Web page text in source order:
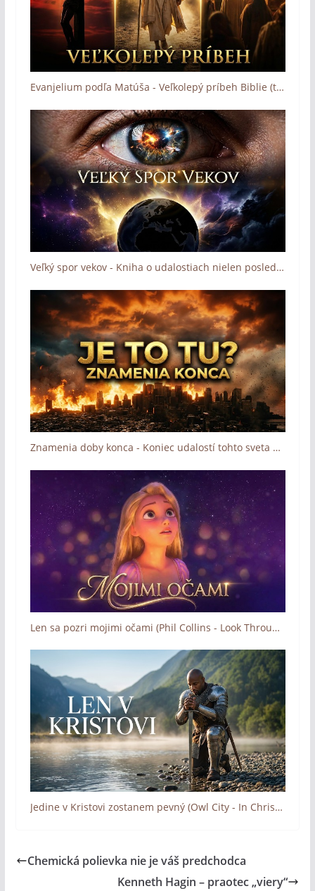
Evanjelium podľa Matúša - Veľkolepý príbeh Biblie (trailer)
Veľký spor vekov - Kniha o udalostiach nielen posledných dní (The Great Controversy)
Znamenia doby konca - Koniec udalostí tohto sveta vrcholí (trailer)
Len sa pozri mojimi očami (Phil Collins - Look Through My Eyes)
Jedine v Kristovi zostanem pevný (Owl City - In Christ alone I stand)
Chemická polievka nie je váš predchodca
Kenneth Hagin – praotec „viery“